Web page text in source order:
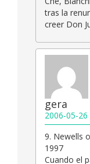
tras la
creer Don
gera
2006-05-26
9. Newells
1997
Cuando el